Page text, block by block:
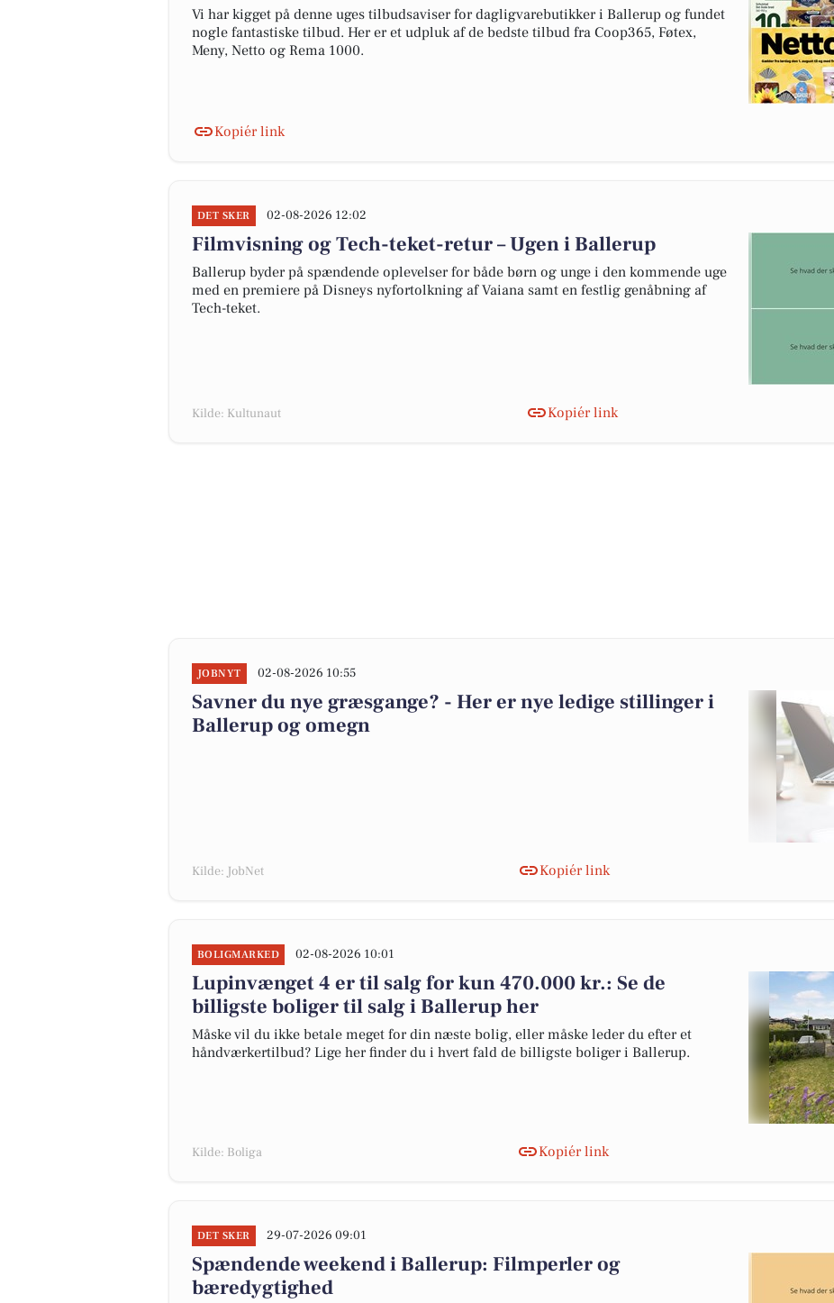
Vi har kigget på denne uges tilbudsaviser for dagligvarebutikker i Ballerup og fundet
nogle fantastiske tilbud. Her er et udpluk af de bedste tilbud fra Coop365, Føtex,
Meny, Netto og Rema 1000.
Kopiér link
DET SKER 02-08-2026 12:02
Filmvisning og Tech-teket-retur – Ugen i Ballerup
Ballerup byder på spændende oplevelser for både børn og unge i den kommende uge
med en premiere på Disneys nyfortolkning af Vaiana samt en festlig genåbning af
Tech-teket.
Kilde: Kultunaut Kopiér link
JOBNYT 02-08-2026 10:55
Savner du nye græsgange? - Her er nye ledige stillinger i
Ballerup og omegn
Kilde: JobNet Kopiér link
BOLIGMARKED 02-08-2026 10:01
Lupinvænget 4 er til salg for kun 470.000 kr.: Se de
billigste boliger til salg i Ballerup her
Måske vil du ikke betale meget for din næste bolig, eller måske leder du efter et
håndværkertilbud? Lige her finder du i hvert fald de billigste boliger i Ballerup.
Kilde: Boliga Kopiér link
DET SKER 29-07-2026 09:01
Spændende weekend i Ballerup: Filmperler og
bæredygtighed